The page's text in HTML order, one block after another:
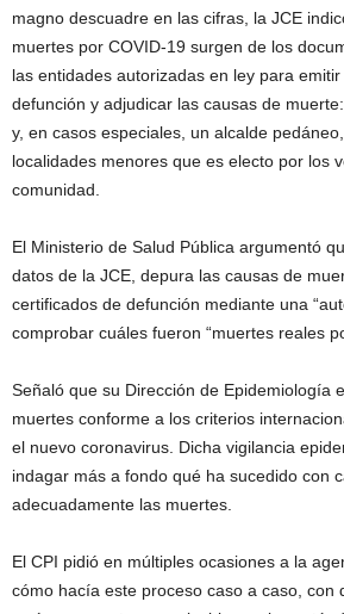
magno descuadre en las cifras, la JCE
muertes por COVID-19 surgen de los
las entidades autorizadas en ley para
defunción y adjudicar las causas de
y, en casos especiales, un alcalde
localidades menores que es electo por los
comunidad.
El Ministerio de Salud Pública argumentó
datos de la JCE, depura las causas de
certificados de defunción mediante una
comprobar cuáles fueron “muertes reales
Señaló que su Dirección de Epidemiología
muertes conforme a los criterios
el nuevo coronavirus. Dicha vigilancia
indagar más a fondo qué ha sucedido con
adecuadamente las muertes.
El CPI pidió en múltiples ocasiones a la
cómo hacía este proceso caso a caso, con